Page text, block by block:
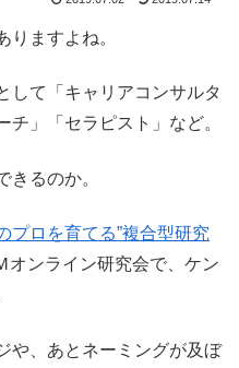
りますよね。
して「キャリアコンサルタ
チ」「セラピスト」など。
きるのか。
プロを育てる”複合型研究
オンライン研究会で、ケン
や、あとネーミングが及ぼ